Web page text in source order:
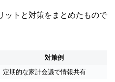
ットと対策をまとめたもので
対策例
定期的な家計会議で情報共有